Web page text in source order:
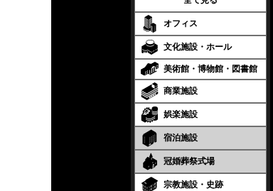
オフィス
文化施設・ホール
美術館・博物館・図書館
商業施設
娯楽施設
宿泊施設
冠婚葬祭式場
宗教施設・史跡